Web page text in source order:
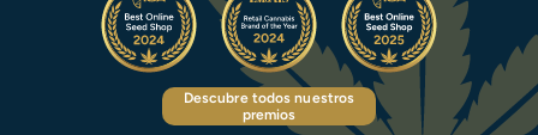
Descubre todos nuestros
premios